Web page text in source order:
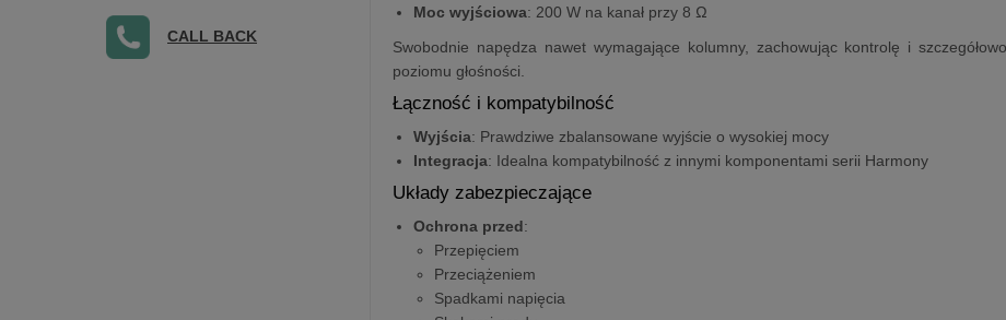
Moc wyjściowa: 200 W na kanał przy 8 Ω
Swobodnie napędza nawet wymagające kolumny, zachowując kontrolę i
poziomu głośności.
Łączność i kompatybilność
Wyjścia: Prawdziwe zbalansowane wyjście o wysokiej mocy
Integracja: Idealna kompatybilność z innymi komponentami serii Harmony
Układy zabezpieczające
Ochrona przed:
Przepięciem
Przeciążeniem
Spadkami napięcia
CALL BACK